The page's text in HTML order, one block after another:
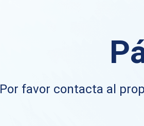
Por favor contacta al